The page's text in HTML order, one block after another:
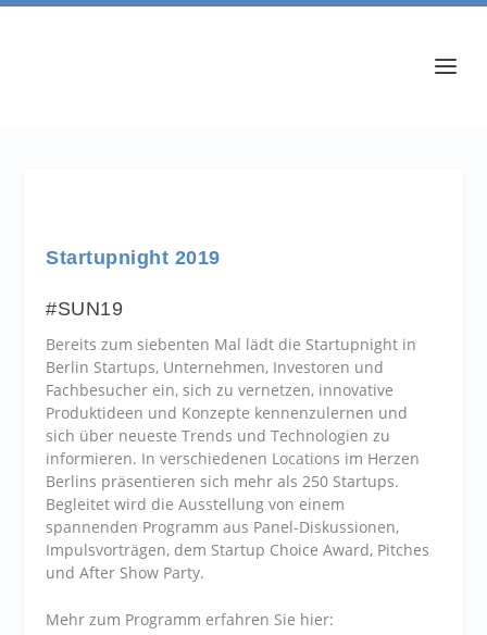
Startupnight 2019
#SUN19
Bereits zum siebenten Mal lädt die Startupnight in
Berlin Startups, Unternehmen, Investoren und
Fachbesucher ein, sich zu vernetzen, innovative
Produktideen und Konzepte kennenzulernen und
sich über neueste Trends und Technologien zu
informieren. In verschiedenen Locations im Herzen
Berlins präsentieren sich mehr als 250 Startups.
Begleitet wird die Ausstellung von einem
spannenden Programm aus Panel-Diskussionen,
Impulsvorträgen, dem Startup Choice Award, Pitches
und After Show Party.
Mehr zum Programm erfahren Sie hier: